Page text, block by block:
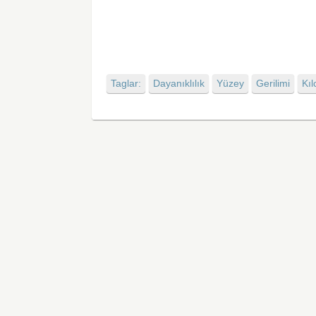
Taglar: Dayanıklılık Yüzey Gerilimi